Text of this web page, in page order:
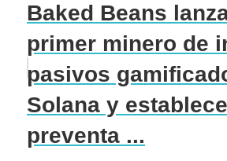
Baked Beans
primer minero de
pasivos
Solana y
preventa ...